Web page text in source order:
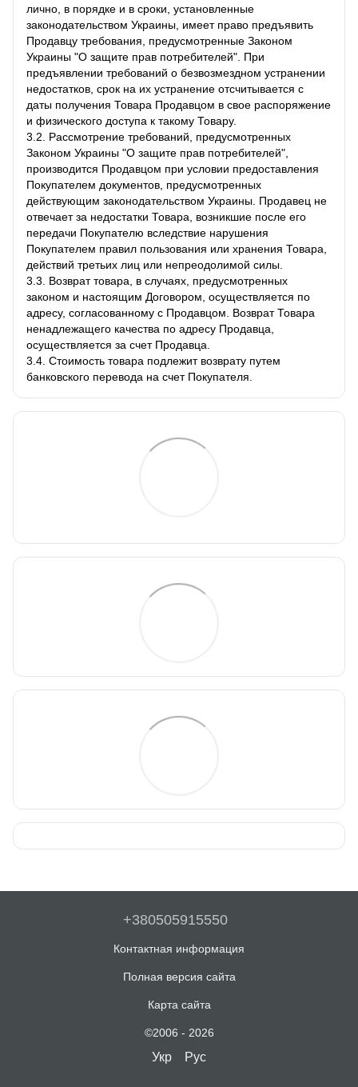
лично, в порядке и в сроки, установленные
законодательством Украины, имеет право предъявить
Продавцу требования, предусмотренные Законом
Украины "О защите прав потребителей". При
предъявлении требований о безвозмездном устранении
недостатков, срок на их устранение отсчитывается с
даты получения Товара Продавцом в свое распоряжение
и физического доступа к такому Товару.
3.2. Рассмотрение требований, предусмотренных
Законом Украины "О защите прав потребителей",
производится Продавцом при условии предоставления
Покупателем документов, предусмотренных
действующим законодательством Украины. Продавец не
отвечает за недостатки Товара, возникшие после его
передачи Покупателю вследствие нарушения
Покупателем правил пользования или хранения Товара,
действий третьих лиц или непреодолимой силы.
3.3. Возврат товара, в случаях, предусмотренных
законом и настоящим Договором, осуществляется по
адресу, согласованному с Продавцом. Возврат Товара
ненадлежащего качества по адресу Продавца,
осуществляется за счет Продавца.
3.4. Стоимость товара подлежит возврату путем
банковского перевода на счет Покупателя.
+380505915550
Контактная информация
Полная версия сайта
Карта сайта
©2006 - 2026
Укр Рус